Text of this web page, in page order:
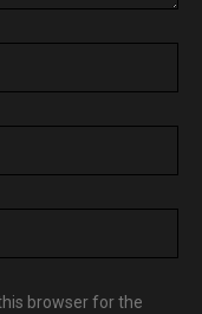
browser for the